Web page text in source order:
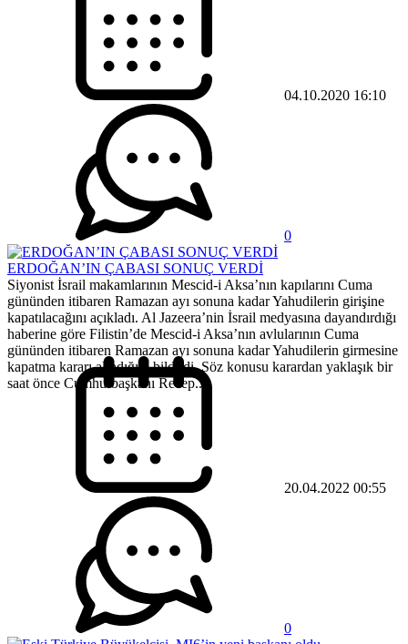
04.10.2020 16:10
0
ERDOĞAN’IN ÇABASI SONUÇ VERDİ
Siyonist İsrail makamlarının Mescid-i Aksa’nın kapılarını Cuma
gününden itibaren Ramazan ayı sonuna kadar Yahudilerin girişine
kapatılacağını açıkladı. Al Jazeera’nin İsrail medyasına dayandırdığı
haberine göre Filistin’de Mescid-i Aksa’nın avlularının Cuma
gününden itibaren Ramazan ayı sonuna kadar Yahudilerin girmesine
kapatma kararı alındığını bildirdi. Söz konusu karardan yaklaşık bir
saat önce Cumhurbaşkanı Recep...
20.04.2022 00:55
0